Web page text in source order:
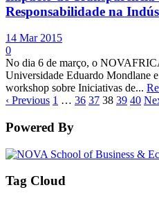
Responsabilidade na
14 Mar 2015
0
No dia 6 de março, o
Universidade Eduardo Mondlane
workshop sobre Iniciativas de...
‹ Previous 1 … 36 37 38 39 40
Powered By
Tag Cloud